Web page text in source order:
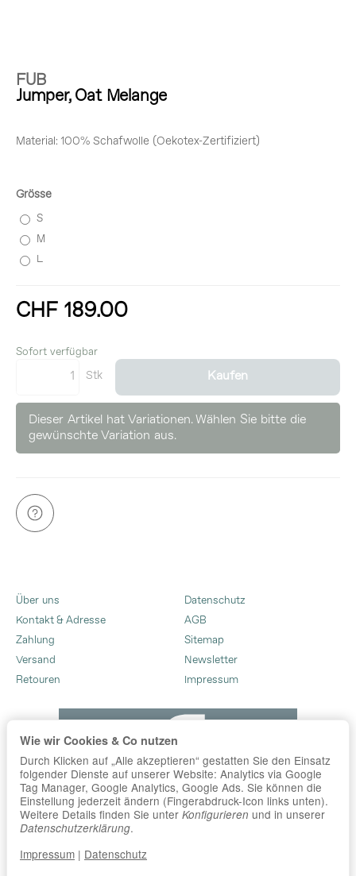
FUB
Jumper, Oat Melange
Material: 100% Schafwolle (Oekotex-Zertifiziert)
Grösse
S
M
L
CHF 189.00
Sofort verfügbar
Stk Kaufen
Dieser Artikel hat Variationen. Wählen Sie bitte die
gewünschte Variation aus.
Über uns
Kontakt & Adresse
Zahlung
Versand
Retouren
Datenschutz
AGB
Sitemap
Newsletter
Impressum
Wie wir Cookies & Co nutzen
Durch Klicken auf „Alle akzeptieren“ gestatten Sie den Einsatz
folgender Dienste auf unserer Website: Analytics via Google
Tag Manager, Google Analytics, Google Ads. Sie können die
Einstellung jederzeit ändern (Fingerabdruck-Icon links unten).
Weitere Details finden Sie unter Konfigurieren und in unserer
Datenschutzerklärung.
Impressum | Datenschutz